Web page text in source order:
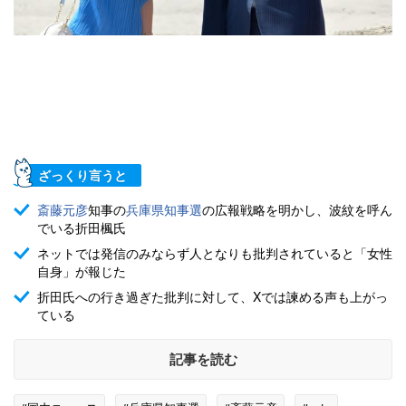
ざっくり言うと
斎藤元彦知事の兵庫県知事選の広報戦略を明かし、波紋を呼ん
でいる折田楓氏
ネットでは発信のみならず人となりも批判されていると「女性
自身」が報じた
折田氏への行き過ぎた批判に対して、Xでは諫める声も上がっ
ている
記事を読む